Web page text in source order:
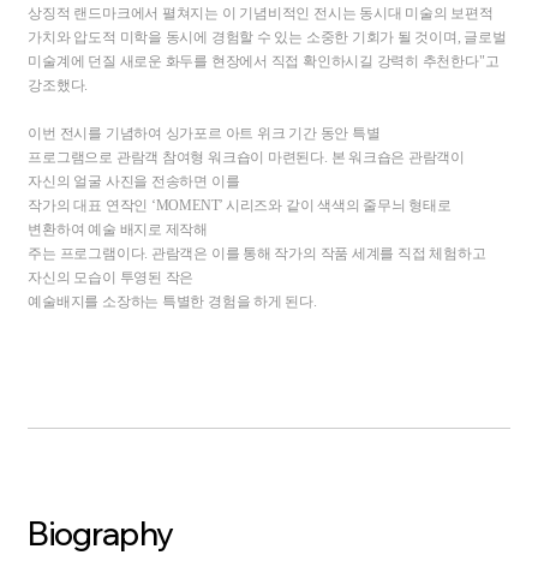
상징적 랜드마크에서 펼쳐지는 이 기념비적인 전시는 동시대 미술의 보편적
가치와 압도적 미학을 동시에 경험할 수 있는 소중한 기회가 될 것이며 , 글로벌
미술계에 던질 새로운 화두를 현장에서 직접 확인하시길 강력히 추천한다"고
강조했다.
이번 전시를 기념하여 싱가포르 아트 위크 기간 동안 특별
프로그램으로 관람객 참여형 워크숍이 마련된다. 본 워크숍은 관람객이
자신의 얼굴 사진을 전송하면 이를
작가의 대표 연작인 ‘MOMENT’ 시리즈와 같이 색색의 줄무늬 형태로
변환하여 예술 배지로 제작해
주는 프로그램이다. 관람객은 이를 통해 작가의 작품 세계를 직접 체험하고
자신의 모습이 투영된 작은
예술배지를 소장하는 특별한 경험을 하게 된다.
Biography